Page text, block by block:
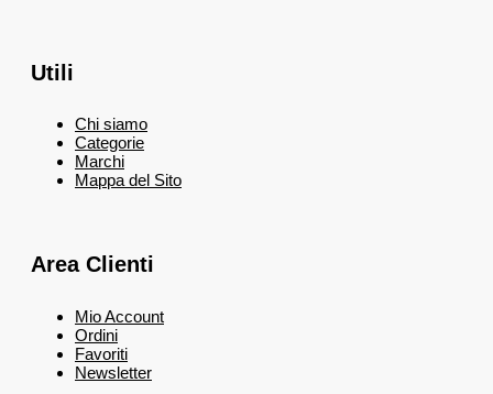
Utili
Chi siamo
Categorie
Marchi
Mappa del Sito
Area Clienti
Mio Account
Ordini
Favoriti
Newsletter